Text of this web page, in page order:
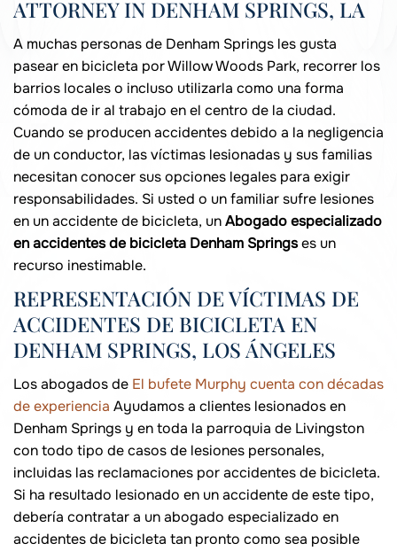
ATTORNEY IN DENHAM SPRINGS, LA
A muchas personas de Denham Springs les gusta
pasear en bicicleta por Willow Woods Park, recorrer los
barrios locales o incluso utilizarla como una forma
cómoda de ir al trabajo en el centro de la ciudad.
Cuando se producen accidentes debido a la negligencia
de un conductor, las víctimas lesionadas y sus familias
necesitan conocer sus opciones legales para exigir
responsabilidades. Si usted o un familiar sufre lesiones
en un accidente de bicicleta, unAbogado especializado
en accidentes de bicicleta Denham Springses un
recurso inestimable.
REPRESENTACIÓN DE VÍCTIMAS DE
ACCIDENTES DE BICICLETA EN
DENHAM SPRINGS, LOS ÁNGELES
Los abogados de El bufete Murphy cuenta con décadas
de experiencia Ayudamos a clientes lesionados en
Denham Springs y en toda la parroquia de Livingston
con todo tipo de casos de lesiones personales,
incluidas las reclamaciones por accidentes de bicicleta.
Si ha resultado lesionado en un accidente de este tipo,
debería contratar a un abogado especializado en
accidentes de bicicleta tan pronto como sea posible